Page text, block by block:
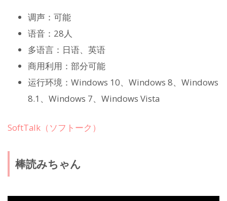
调声：可能
语音：28人
多语言：日语、英语
商用利用：部分可能
运行环境：Windows 10、Windows 8、Windows
8.1、Windows 7、Windows Vista
SoftTalk（ソフトーク）
棒読みちゃん